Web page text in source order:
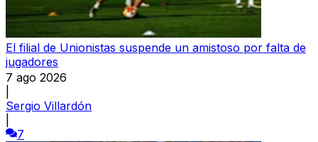
El filial de Unionistas suspende un amistoso por falta de
jugadores
7 ago 2026
Sergio Villardón
7